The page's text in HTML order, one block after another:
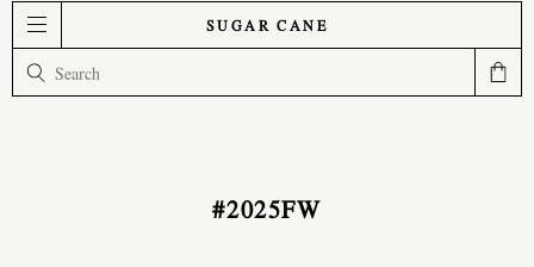
SUGAR CANE
#2025FW